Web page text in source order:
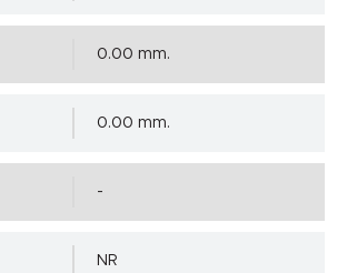
0.00 mm.
0.00 mm.
-
NR